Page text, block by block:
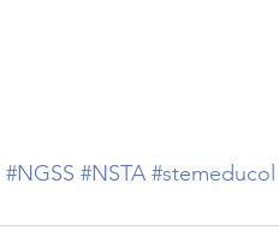
#NGSS #NSTA #stemeducol